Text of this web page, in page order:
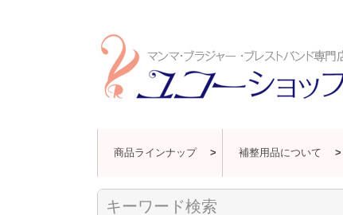
商品ラインナップ 補整用品について